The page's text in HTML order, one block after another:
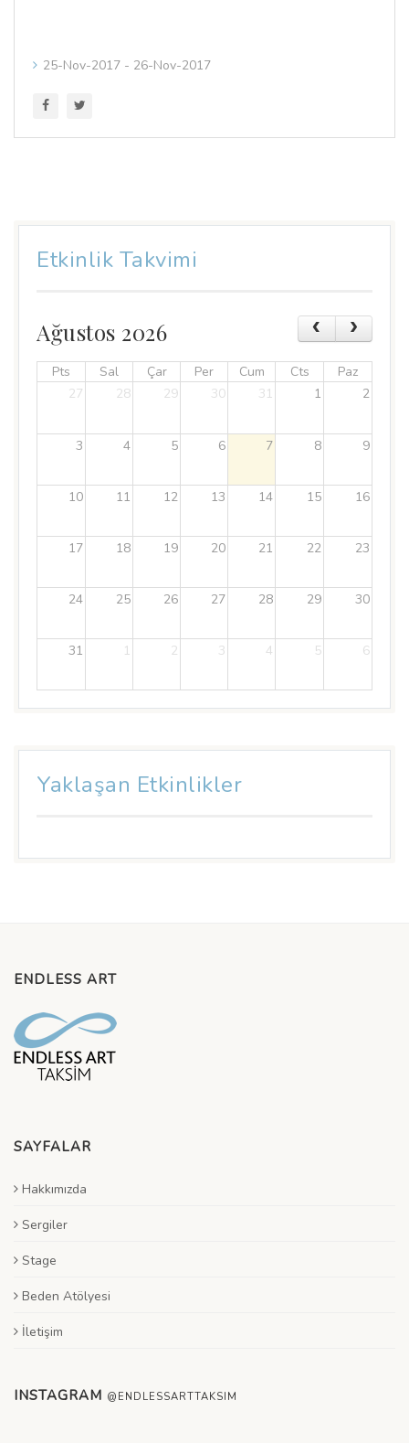
25-Nov-2017 - 26-Nov-2017
Etkinlik Takvimi
Ağustos 2026
Pts Sal Çar Per Cum Cts
Paz
27
28 29 30 31 1 2
3 4 5 6 7 8 9
10 11 12 13 14 15 16
17 18 19 20 21 22 23
24 25 26 27 28 29 30
31 1 2 3 4 5 6
Yaklaşan Etkinlikler
ENDLESS ART
SAYFALAR
Hakkımızda
Sergiler
Stage
Beden Atölyesi
İletişim
INSTAGRAM @ENDLESSARTTAKSIM